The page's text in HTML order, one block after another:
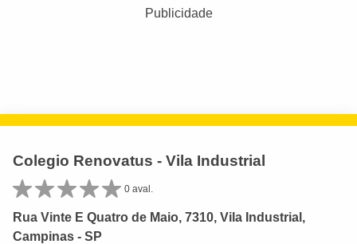
Publicidade
Colegio Renovatus - Vila Industrial
0 aval.
Rua Vinte E Quatro de Maio, 7310, Vila Industrial,
Campinas - SP